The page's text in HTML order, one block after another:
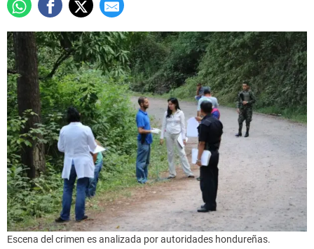
Escena del crimen es analizada por autoridades hondureñas.